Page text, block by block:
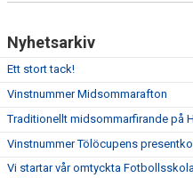
Nyhetsarkiv
Ett stort tack!
Vinstnummer Midsommarafton
Traditionellt midsommarfirande på
Vinstnummer Tölöcupens
Vi startar vår omtyckta